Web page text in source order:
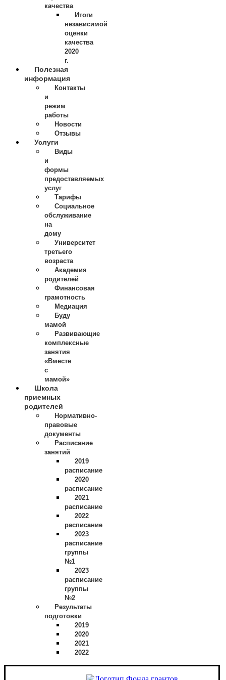
качества
Итоги
независимой
оценки
качества
2020
г.
Полезная
информация
Контакты
и
режим
работы
Новости
Отзывы
Услуги
Виды
и
формы
предоставляемых
услуг
Тарифы
Социальное
обслуживание
на
дому
Университет
третьего
возраста
Академия
родителей
Финансовая
грамотность
Медиация
Буду
мамой
Развивающие
комплексные
занятия
«Вместе
с
мамой»
Школа
приемных
родителей
Нормативно-
правовые
документы
Расписание
занятий
2019
расписание
2020
расписание
2021
расписание
2022
расписание
2023
расписание
группы
№1
2023
расписание
группы
№2
Результаты
подготовки
2019
2020
2021
2022